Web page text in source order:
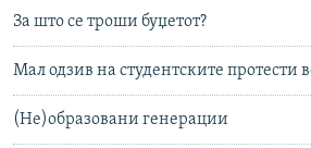
За што се троши буџетот?
Мал одзив на студентските протести
(Не)образовани генерации